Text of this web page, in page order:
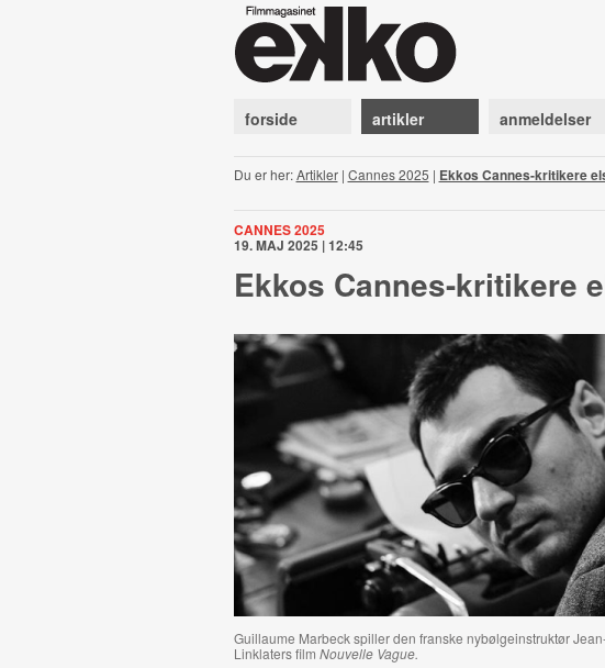
forside artikler anmeldelser
Du er her:Artikler| Cannes 2025 | Ekkos Cannes-kritikere
CANNES 2025
19. MAJ 2025 | 12:45
Ekkos Cannes-kritikere
Guillaume Marbeck spiller den franske nybølgeinstruktør
Linklaters film Nouvelle Vague.